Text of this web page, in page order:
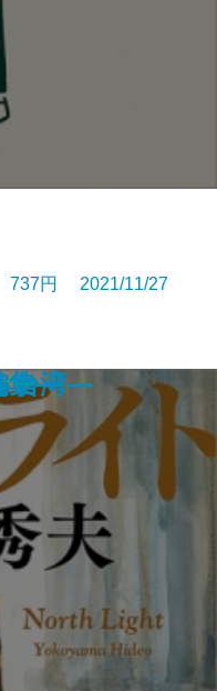
う
風
い猫
737円 2021/11/27
集―
台湾―